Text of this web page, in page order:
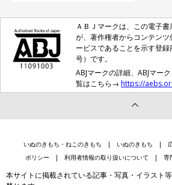
ＡＢＪマークは、この電子
が、著作権者からコンテン
ービスであることを示す登
号）です。
ABJマークの詳細、ABJマー
覧はこちら→ https://
いぬのきもち・ねこのきもち いぬのきもち
ポリシー
利用者情報の取り扱いについて 専
本サイトに掲載されている記事・写真・イラスト